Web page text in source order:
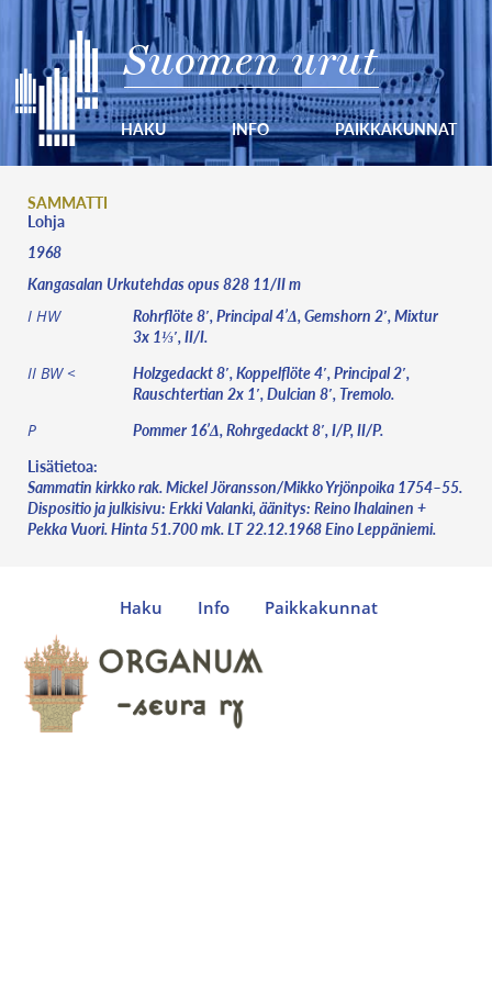
Suomen urut
HAKU INFO PAIKKAKUNNAT
SAMMATTI
Lohja
1968
Kangasalan Urkutehdas opus 828 11/II m
I HW
Rohrflöte 8′, Principal 4’Δ, Gemshorn 2′, Mixtur
3x 1⅓′, II/I.
II BW <
Holzgedackt 8′, Koppelflöte 4′, Principal 2′,
Rauschtertian 2x 1′, Dulcian 8′, Tremolo.
P
Pommer 16’Δ, Rohrgedackt 8′, I/P, II/P.
Lisätietoa:
Sammatin kirkko rak. Mickel Jöransson/Mikko Yrjönpoika 1754–55.
Dispositio ja julkisivu: Erkki Valanki, äänitys: Reino Ihalainen +
Pekka Vuori. Hinta 51.700 mk. LT 22.12.1968 Eino Leppäniemi.
Haku Info Paikkakunnat